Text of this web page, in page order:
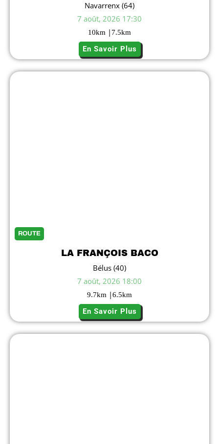
Navarrenx (64)
7 août, 2026 17:30
10km | 7.5km
En Savoir Plus
ROUTE
LA FRANÇOIS BACO
Bélus (40)
7 août, 2026 18:00
9.7km |6.5km
En Savoir Plus